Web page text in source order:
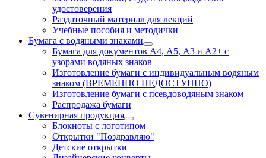
удостоверения
Раздаточный материал для лекций
Учебные пособия и методички
Бумага с водяными знаками
Бумага для документов А4, А5, А3 и А2+ с
узорами водяных знаков
Изготовление бумаги с индивидуальным водяным
знаком (ВРЕМЕННО НЕДОСТУПНО)
Изготовление бумаги с псевдоводяным знаком
Распродажа бумаги
Сувенирная продукция
Блокноты с логотипом
Открытки "Поздравляю"
Детские открытки